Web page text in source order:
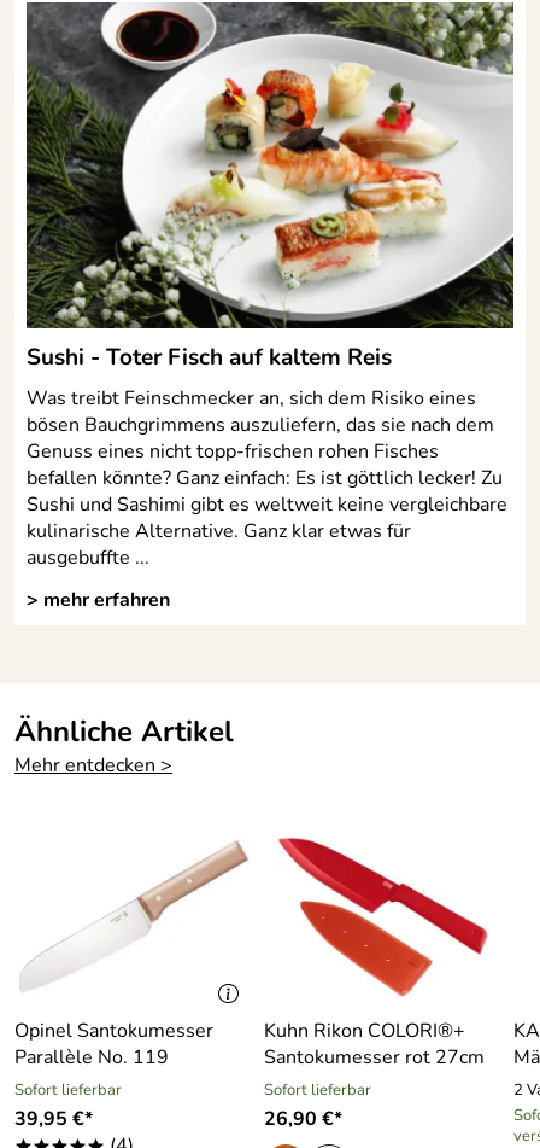
mit Kullenschliff:
Material: hochwertiger Chrom-Molybdänstahl X50
CrMoV 15
Aus einem Stück geschmiedet
Härte 56+/-1HCR
Klingenlänge: 18 cm
mit Kullenschliff
Material Griff: Olivenholz
Nahtloser Übergang von Klinge zu Griff
Spezial öl- und eisgehärtet
Polierter Handabzug
Spülmaschinenfest – Reinigung von Hand wird
empfohlen
Hersteller: Burgvogel Cutlery GmbH, Burger-Landstraße
60, 42659 Solingen, info@burgvogel.de
Sushi - Toter Fisch auf kaltem Reis
Was treibt Feinschmecker an, sich dem Risiko eines
bösen Bauchgrimmens auszuliefern, das sie nach dem
Genuss eines nicht topp-frischen rohen Fisches
befallen könnte? Ganz einfach: Es ist göttlich lecker! Zu
Sushi und Sashimi gibt es weltweit keine vergleichbare
kulinarische Alternative. Ganz klar etwas für
ausgebuffte ...
> mehr erfahren
Ähnliche Artikel
Mehr entdecken >
Opinel Santokumesser
Parallèle No. 119
Sofort lieferbar
39,95 €*
Kuhn Rikon COLORI®+
Santokumesser rot 27cm
Sofort lieferbar
26,90 €*
2